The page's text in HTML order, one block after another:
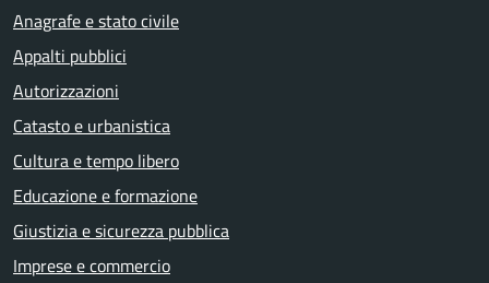
Anagrafe e stato civile
Appalti pubblici
Autorizzazioni
Catasto e urbanistica
Cultura e tempo libero
Educazione e formazione
Giustizia e sicurezza pubblica
Imprese e commercio